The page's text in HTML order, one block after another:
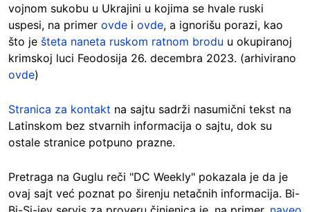
vojnom sukobu u Ukrajini u kojima se hvale ruski
uspesi, na primer ovde i ovde, a ignorišu porazi, kao
što je šteta naneta ruskom ratnom brodu u okupiranoj
krimskoj luci Feodosija 26. decembra 2023. (arhivirano
ovde)
Stranica za kontakt na sajtu sadrži nasumični tekst na
Latinskom bez stvarnih informacija o sajtu, dok su
ostale stranice potpuno prazne.
Pretraga na Guglu reči "DC Weekly" pokazala je da je
ovaj sajt već poznat po širenju netačnih informacija. Bi-